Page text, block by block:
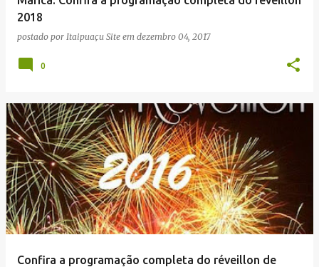
2018
postado por Itaipuaçu Site em dezembro 04, 2017
0
Confira a programação completa do réveillon de